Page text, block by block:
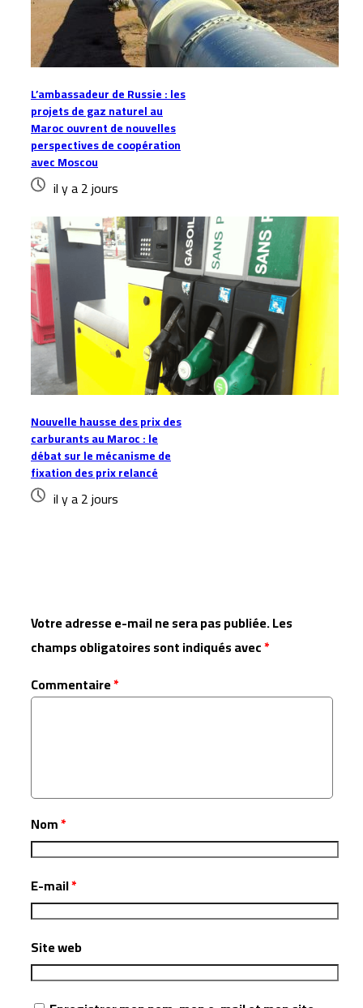
L’ambassadeur de Russie : les
projets de gaz naturel au
Maroc ouvrent de nouvelles
perspectives de coopération
avec Moscou
il y a 2 jours
Nouvelle hausse des prix des
carburants au Maroc : le
débat sur le mécanisme de
fixation des prix relancé
il y a 2 jours
Votre adresse e-mail ne sera pas publiée.Les
champs obligatoires sont indiqués avec*
Commentaire*
Nom*
E-mail*
Site web